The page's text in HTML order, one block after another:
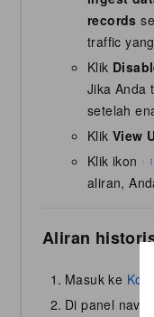
records
traffic
Klik
Jika Anda
setelah
Klik View
Klik ikon
aliran,
Aliran
Masuk ke
Di panel